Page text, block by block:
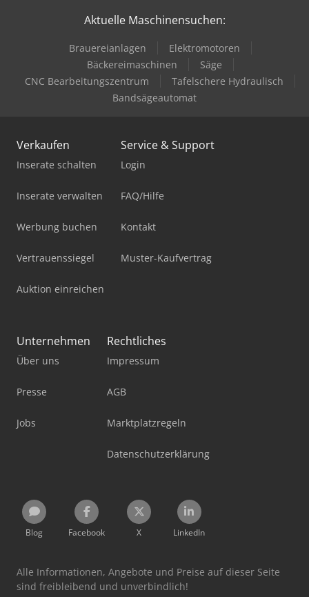
Aktuelle Maschinensuchen:
Brauereianlagen
Elektromotoren
Bäckereimaschinen
Säge
CNC Bearbeitungszentrum
Tafelschere Hydraulisch
Bandsägeautomat
Verkaufen
Inserate schalten
Inserate verwalten
Werbung buchen
Vertrauenssiegel
Auktion einreichen
Service & Support
Login
FAQ/Hilfe
Kontakt
Muster-Kaufvertrag
Unternehmen
Über uns
Presse
Jobs
Rechtliches
Impressum
AGB
Marktplatzregeln
Datenschutzerklärung
Blog Facebook X LinkedIn
Alle Informationen, Angebote und Preise auf dieser Seite
sind freibleibend und unverbindlich!